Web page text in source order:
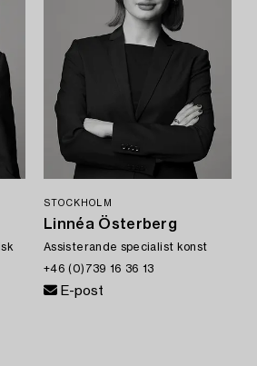
STOCKHOLM
Linnéa Österberg
Assisterande specialist konst
+46 (0)739 16 36 13
E-post